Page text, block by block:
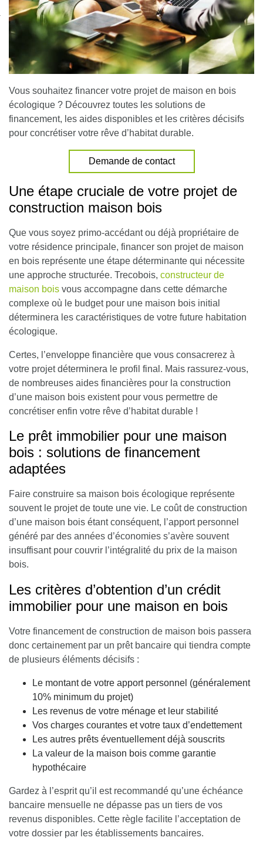
Vous souhaitez financer votre projet de maison en bois
écologique ? Découvrez toutes les solutions de
financement, les aides disponibles et les critères décisifs
pour concrétiser votre rêve d’habitat durable.
Demande de contact
Une étape cruciale de votre projet de
construction maison bois
Que vous soyez primo-accédant ou déjà propriétaire de
votre résidence principale, financer son projet de maison
en bois représente une étape déterminante qui nécessite
une approche structurée. Trecobois, constructeur de
maison bois vous accompagne dans cette démarche
complexe où le budget pour une maison bois initial
déterminera les caractéristiques de votre future habitation
écologique.
Certes, l’enveloppe financière que vous consacrerez à
votre projet déterminera le profil final. Mais rassurez-vous,
de nombreuses aides financières pour la construction
d’une maison bois existent pour vous permettre de
concrétiser enfin votre rêve d’habitat durable !
Le prêt immobilier pour une maison
bois : solutions de financement
adaptées
Faire construire sa maison bois écologique représente
souvent le projet de toute une vie. Le coût de construction
d’une maison bois étant conséquent, l’apport personnel
généré par des années d’économies s’avère souvent
insuffisant pour couvrir l’intégralité du prix de la maison
bois.
Les critères d’obtention d’un crédit
immobilier pour une maison en bois
Votre financement de construction de maison bois passera
donc certainement par un prêt bancaire qui tiendra compte
de plusieurs éléments décisifs :
Le montant de votre apport personnel (généralement
10% minimum du projet)
Les revenus de votre ménage et leur stabilité
Vos charges courantes et votre taux d’endettement
Les autres prêts éventuellement déjà souscrits
La valeur de la maison bois comme garantie
hypothécaire
Gardez à l’esprit qu’il est recommandé qu’une échéance
bancaire mensuelle ne dépasse pas un tiers de vos
revenus disponibles. Cette règle facilite l’acceptation de
votre dossier par les établissements bancaires.